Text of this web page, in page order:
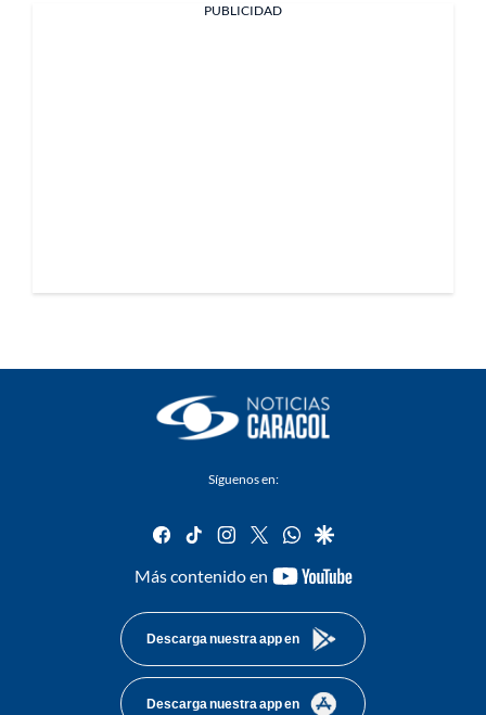
PUBLICIDAD
Síguenos en:
facebook
tiktok instagram
twitterwhatsapp
google
Más contenido en
youtube-
Descarga nuestra app en
Descarga nuestra app en